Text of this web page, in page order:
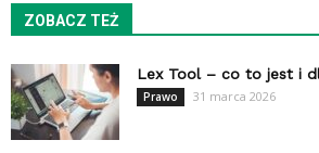
ZOBACZ TEŻ
Lex Tool – co to jest i
Prawo 31 marca 2026